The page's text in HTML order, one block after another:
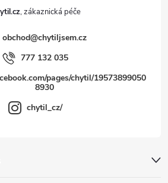
obchod@chytiljsem.cz
777 132 035
pages/chytil/19573899050
8930
chytil_cz/